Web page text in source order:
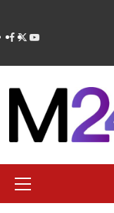
contenido
primario